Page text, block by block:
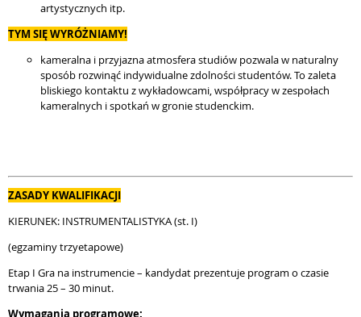
artystycznych itp.
TYM SIĘ WYRÓŻNIAMY!
kameralna i przyjazna atmosfera studiów pozwala w naturalny
sposób rozwinąć indywidualne zdolności studentów. To zaleta
bliskiego kontaktu z wykładowcami, współpracy w zespołach
kameralnych i spotkań w gronie studenckim.
ZASADY KWALIFIKACJI
KIERUNEK: INSTRUMENTALISTYKA (st. I)
(egzaminy trzyetapowe)
Etap I Gra na instrumencie – kandydat prezentuje program o czasie
trwania 25 – 30 minut.
Wymagania programowe: